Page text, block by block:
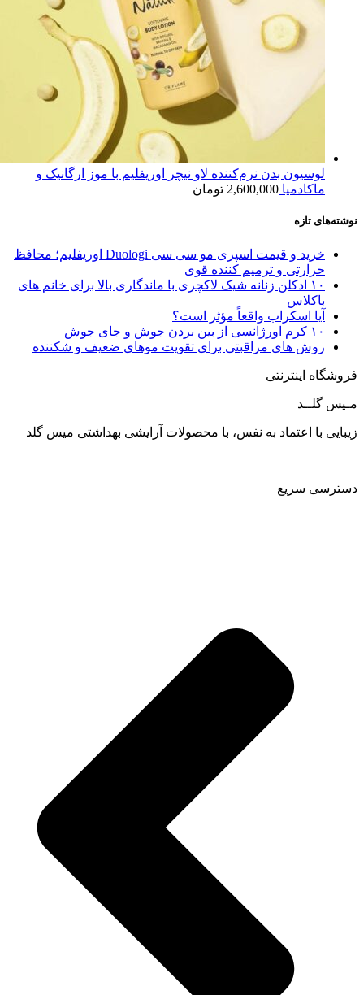
لوسیون بدن نرم‌کننده لاو نیچر اوریفلیم با موز ارگانیک و
ماکادمیا 2,600,000 تومان
نوشته‌های تازه
خرید و قیمت اسپری مو سی سی Duologi اوریفلیم؛ محافظ
حرارتی و ترمیم کننده قوی
۱۰ ادکلن زنانه شیک لاکچری با ماندگاری بالا برای خانم های
باکلاس
آیا اسکراب واقعاً مؤثر است؟
۱۰ کرم اورژانسی از بین بردن جوش و جای جوش
روش‌ های مراقبتی برای تقویت موهای ضعیف و شکننده
فروشگاه اینترنتی
مـیس گلــد
زیبایی با اعتماد به نفس، با محصولات آرایشی بهداشتی میس گلد
دسترسی سریع